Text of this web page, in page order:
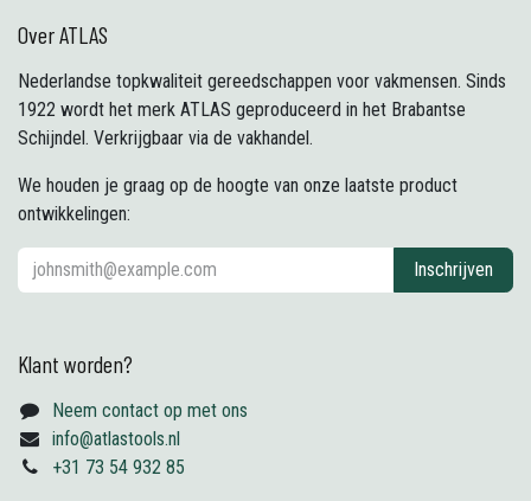
Over ATLAS
Nederlandse topkwaliteit gereedschappen voor vakmensen. Sinds
1922 wordt het merk ATLAS geproduceerd in het Brabantse
Schijndel. Verkrijgbaar via de vakhandel.
We houden je graag op de hoogte van onze laatste product
ontwikkelingen:
Inschrijven
Klant worden?
Neem contact op met ons
info@atlastools.nl
+31 73 54 932 85